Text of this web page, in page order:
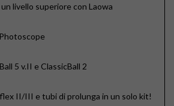
livello superiore con Laowa
5 v.II e ClassicBall 2
II/III e tubi di prolunga in un solo kit!